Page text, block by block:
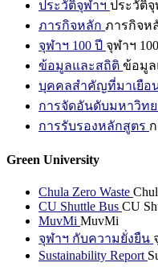
ประวัติจุฬาฯ ประวัติจุ
ภารกิจหลัก ภารกิจห
จุฬาฯ 100 ปี จุฬาฯ
ข้อมูลและสถิติ ข้อมูล
บุคคลสำคัญที่มาเยือ
การจัดอันดับมหาวิท
การรับรองหลักสูตร
Green University
Chula Zero Waste
CU Shuttle Bus CU
MuvMi MuvMi
จุฬาฯ กับความยั่งยืน
Sustainability Report